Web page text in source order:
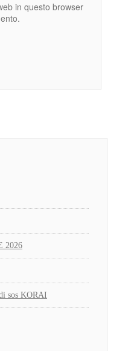
in questo browser
2026
sos KORAI